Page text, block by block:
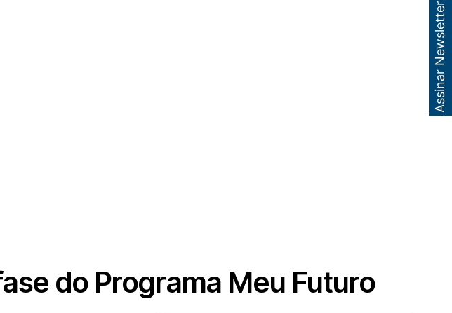
do Programa Meu Futuro
Assinar Newsletter